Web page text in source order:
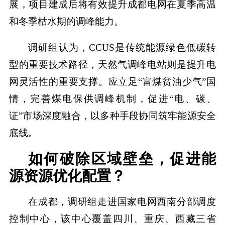
展，项目建成后将有效提升成都电网在夏季高温
和冬季枯水期的调峰能力。
调研组认为，CCUS是传统能源绿色低碳转
型的重要技术路径，天然气调峰电站则是提升电
网灵活性的重要支撑。应立足“富煤贫油少气”国
情，完善煤电保供调峰机制，促进“电、碳、
证”市场深度融合，以多种手段协同筑牢能源安全
底线。
如何破除区域壁垒，促进能
源资源优化配置？
在成都，调研组走进国家电网西南分部调度
控制中心，该中心覆盖四川、重庆、西藏三省